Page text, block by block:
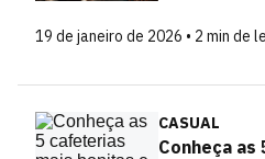
19 de janeiro de 2026 • 2 min de
CASUAL
Conheça